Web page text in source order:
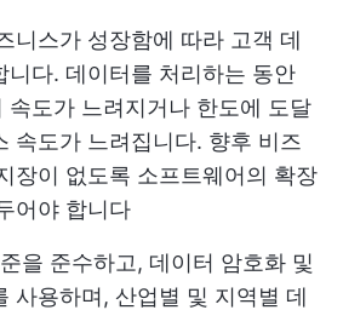
니스가 성장함에 따라 고객 데
니다. 데이터를 처리하는 동안
속도가 느려지거나 한도에 도달
속도가 느려집니다. 향후 비즈
장이 없도록 소프트웨어의 확장
어야 합니다
을 준수하고, 데이터 암호화 및
사용하며, 산업별 및 지역별 데